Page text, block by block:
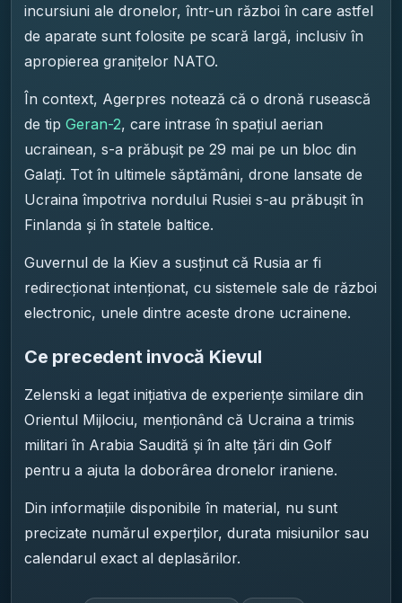
incursiuni ale dronelor, într-un război în care astfel
de aparate sunt folosite pe scară largă, inclusiv în
apropierea granițelor NATO.
În context, Agerpres notează că o dronă rusească
de tip Geran-2, care intrase în spațiul aerian
ucrainean, s-a prăbușit pe 29 mai pe un bloc din
Galați. Tot în ultimele săptămâni, drone lansate de
Ucraina împotriva nordului Rusiei s-au prăbușit în
Finlanda și în statele baltice.
Guvernul de la Kiev a susținut că Rusia ar fi
redirecționat intenționat, cu sistemele sale de război
electronic, unele dintre aceste drone ucrainene.
Ce precedent invocă Kievul
Zelenski a legat inițiativa de experiențe similare din
Orientul Mijlociu, menționând că Ucraina a trimis
militari în Arabia Saudită și în alte țări din Golf
pentru a ajuta la doborârea dronelor iraniene.
Din informațiile disponibile în material, nu sunt
precizate numărul experților, durata misiunilor sau
calendarul exact al deplasărilor.